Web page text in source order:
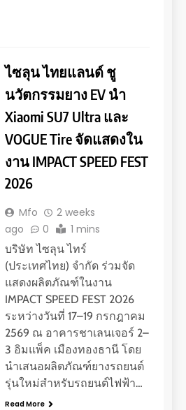
ไซลุน ไทยแลนด์ ชู
นวัตกรรมยาง EV นำ
Xiaomi SU7 Ultra และ
VOGUE Tire จัดแสดงใน
งาน IMPACT SPEED FEST
2026
Mfo
2 weeks
ago
0 1 mins
บริษัท ไซลุน ไทร์
(ประเทศไทย) จำกัด ร่วมจัด
แสดงผลิตภัณฑ์ในงาน
IMPACT SPEED FEST 2026
ระหว่างวันที่ 17–19 กรกฎาคม
2569 ณ อาคารชาเลนเจอร์ 2–
3 อิมแพ็ค เมืองทองธานี โดย
นำเสนอผลิตภัณฑ์ยางรถยนต์
รุ่นใหม่สำหรับรถยนต์ไฟฟ้า…
Read More